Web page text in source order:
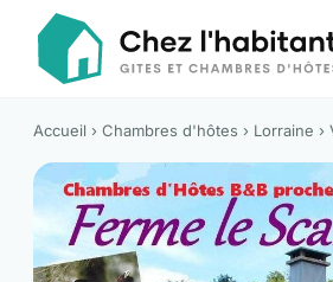
Accueil › Chambres d'hôtes › Lorraine ›